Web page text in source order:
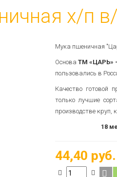
х/п
Мука пшеничная
Основа ТМ «ЦАРЬ» -
пользовались в
Качество готовой
только лучшие
производстве круп,
18
44,40 руб.